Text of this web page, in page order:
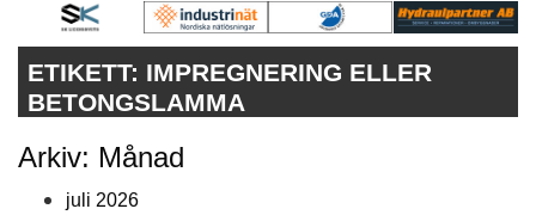
PRENUMERERA
ANNONSERA
ETIKETT: IMPREGNERING ELLER
BETONGSLAMMA
Arkiv: Månad
juli 2026